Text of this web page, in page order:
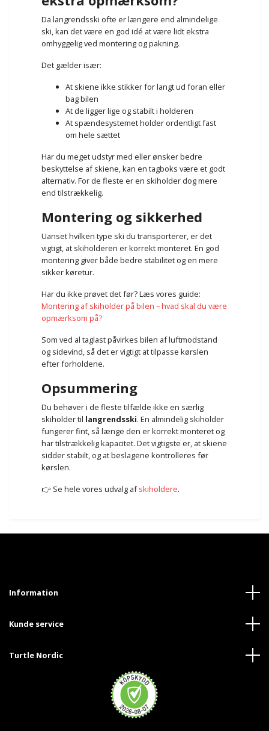
Da langrendsski ofte er længere end almindelige
ski, kan det være en god idé at være lidt ekstra
omhyggelig ved montering og pakning.
Det gælder især:
At skiene ikke stikker for langt ud foran eller
bag bilen
At de ligger lige og stabilt i holderen
At spændesystemet holder ordentligt fast
om hele sættet
Har du meget udstyr med eller ønsker bedre
beskyttelse af skiene, kan en tagboks være et godt
alternativ. For de fleste er en skiholder dog mere
end tilstrækkelig.
Montering og sikkerhed
Uanset hvilken type ski du transporterer, er det
vigtigt, at skiholderen er korrekt monteret. En god
montering giver både bedre stabilitet og en mere
sikker køretur.
Har du ikke prøvet det før? Læs vores guide:
Montering af skiholder på bilen – hvad skal du være
opmærksom på?
Som ved al taglast påvirkes bilen af luftmodstand
og sidevind, så det er vigtigt at tilpasse kørslen
efter forholdene.
Opsummering
Du behøver i de fleste tilfælde ikke en særlig
skiholder til langrendsski. En almindelig skiholder
fungerer fint, så længe den er korrekt monteret og
har tilstrækkelig kapacitet. Det vigtigste er, at skiene
sidder stabilt, og at beslagene kontrolleres før
kørslen.
👉 Se hele vores udvalg afskiholdere.
Information
Kunde service
Turtle Nordic